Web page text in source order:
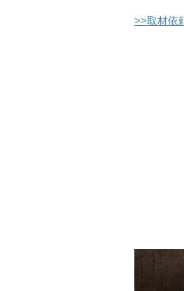
>>取材依